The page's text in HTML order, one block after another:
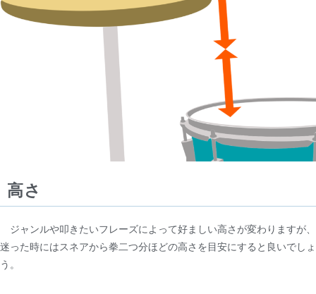
高さ
ジャンルや叩きたいフレーズによって好ましい高さが変わりますが、
迷った時にはスネアから拳二つ分ほどの高さを目安にすると良いでしょ
う。